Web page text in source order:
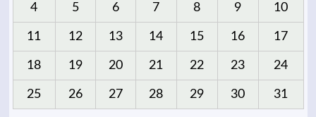
4 5 6 7 8 9 10
11 12 13 14 15 16 17
18 19 20 21 22 23 24
25 26 27 28 29 30 31